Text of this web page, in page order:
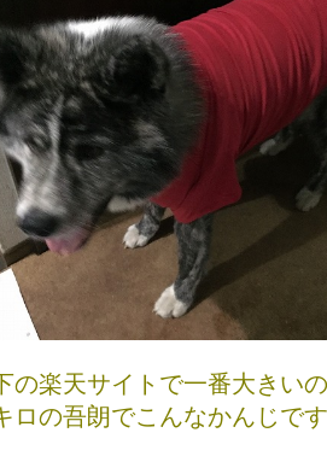
の楽天サイトで一番大きい
ロの吾朗でこんなかんじで